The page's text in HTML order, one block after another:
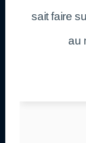
sait faire
au